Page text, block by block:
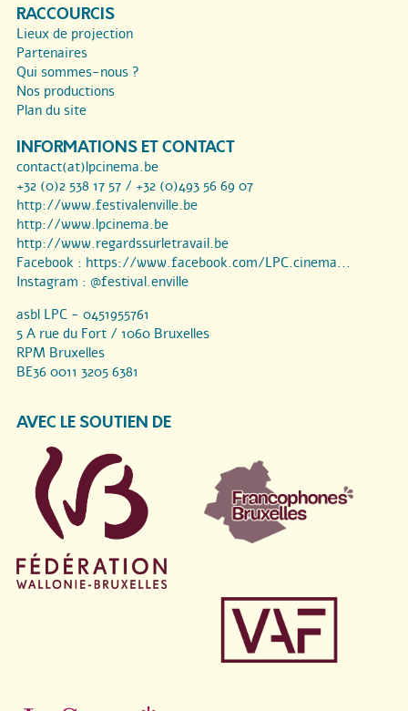
RACCOURCIS
Lieux de projection
Partenaires
Qui sommes-nous ?
Nos productions
Plan du site
INFORMATIONS ET CONTACT
contact(at)lpcinema.be
+32 (0)2 538 17 57 / +32 (0)493 56 69 07
http://www.festivalenville.be
http://www.lpcinema.be
http://www.regardssurletravail.be
Facebook : https://www.facebook.com/LPC.cinema...
Instagram : @festival.enville
asbl LPC - 0451955761
5 A rue du Fort / 1060 Bruxelles
RPM Bruxelles
BE36 0011 3205 6381
AVEC LE SOUTIEN DE